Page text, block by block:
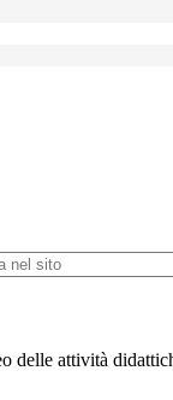
delle attività